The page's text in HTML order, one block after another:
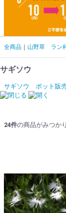
全商品 山野草 ラン
サギソウ
サギソウ ポット販
24件の商品がみつか